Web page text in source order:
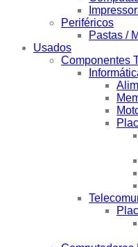
Periféricos
Pastas /
Usados
Componentes